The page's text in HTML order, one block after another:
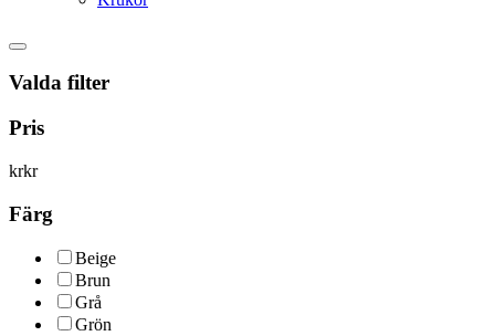
Valda filter
Pris
krkr
Färg
Beige
Brun
Grå
Grön